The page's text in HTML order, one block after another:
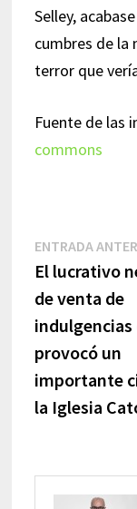
Selley,
cumbres de la
terror que
Fuente de las
commons
de
entradas
ENTRADA
El lucrativo
de venta de
indulgencias
provocó un
importante
la Iglesia